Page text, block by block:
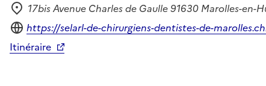
Adresse
17bis Avenue Charles de Gaulle 91630 Marolles-en-
Site internet
https://selarl-de-chirurgiens-dentistes-de-
Itinéraire